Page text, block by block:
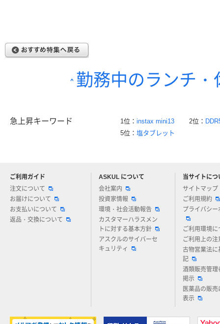
勤務中のランチ
急上昇キーワード 1位： instax mini13 2位：
5位： 塩タブレット
ご利用ガイド
注文について
お届けについて
お支払いについて
返品・交換について
ASKUL について
会社案内
投資家情報
環境・社会活動報告
カスタマーハラスメン
トに対する基本方針
アスクルのサイバーセ
キュリティ
当サイトにつ
サイトマップ
ご利用規約
プライバシー
ご利用環境に
ご利用上の注
古物営業法に
記
酒類販売管理
掲示
医薬品の販売
表示
アスクルについてお気軽にご質問ください